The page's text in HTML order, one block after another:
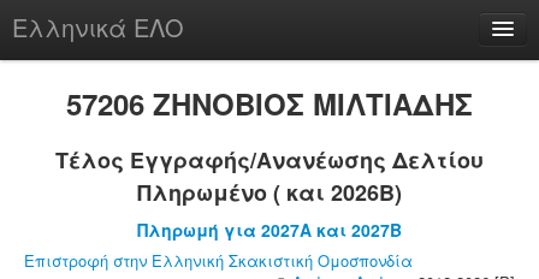
Ελληνικά ΕΛΟ
chesstu.be @ discord
57206 ΖΗΝΟΒΙΟΣ ΜΙΛΤΙΑΔΗΣ
Τέλος Εγγραφής/Ανανέωσης Δελτίου
Πληρωμένο ( και 2026B)
Πληρωμή για 2027A και 2027B
Επιστροφή στην Ελληνική Σκακιστική Ομοσπονδία